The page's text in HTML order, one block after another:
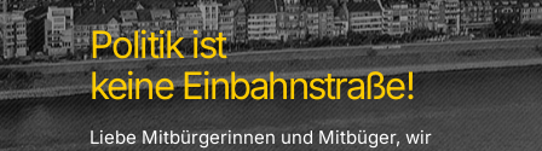
Politik ist
keine Einbahnstraße!
Liebe Mitbürgerinnen und Mitbüger, wir